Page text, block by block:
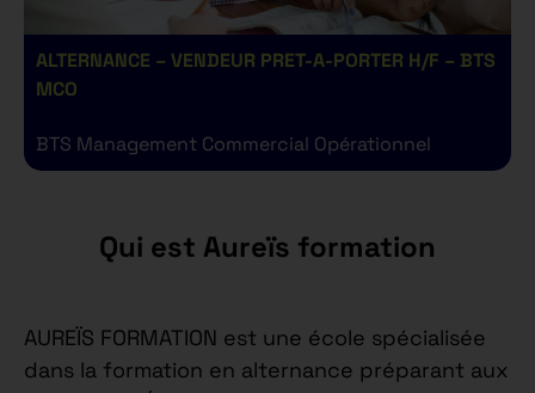
ALTERNANCE – VENDEUR PRET-A-PORTER H/F – BTS
MCO
BTS Management Commercial Opérationnel
Qui est Aureïs formation
AUREÏS FORMATION est une école spécialisée
dans la formation en alternance préparant aux